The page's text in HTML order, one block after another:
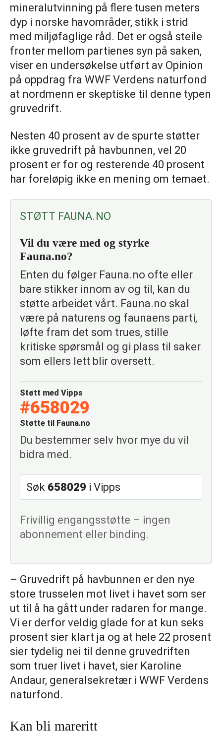
mineralutvinning på flere tusen meters
dyp i norske havområder, stikk i strid
med miljøfaglige råd. Det er også steile
fronter mellom partienes syn på saken,
viser en undersøkelse utført av Opinion
på oppdrag fra WWF Verdens naturfond
at nordmenn er skeptiske til denne typen
gruvedrift.
Nesten 40 prosent av de spurte støtter
ikke gruvedrift på havbunnen, vel 20
prosent er for og resterende 40 prosent
har foreløpig ikke en mening om temaet.
STØTT FAUNA.NO
Vil du være med og styrke
Fauna.no?
Enten du følger Fauna.no ofte eller
bare stikker innom av og til, kan du
støtte arbeidet vårt. Fauna.no skal
være på naturens og faunaens parti,
løfte fram det som trues, stille
kritiske spørsmål og gi plass til saker
som ellers lett blir oversett.
Støtt med Vipps
#658029
Støtte til Fauna.no
Du bestemmer selv hvor mye du vil
bidra med.
Søk 658029 i Vipps
Frivillig engangsstøtte – ingen
abonnement eller binding.
– Gruvedrift på havbunnen er den nye
store trusselen mot livet i havet som ser
ut til å ha gått under radaren for mange.
Vi er derfor veldig glade for at kun seks
prosent sier klart ja og at hele 22 prosent
sier tydelig nei til denne gruvedriften
som truer livet i havet, sier Karoline
Andaur, generalsekretær i WWF Verdens
naturfond.
Kan bli mareritt